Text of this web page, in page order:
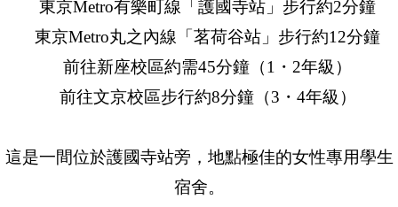
東京Metro有樂町線「護國寺站」步行約2分鐘
東京Metro丸之內線「茗荷谷站」步行約12分鐘
前往新座校區約需45分鐘（1・2年級）
前往文京校區步行約8分鐘（3・4年級）
這是一間位於護國寺站旁，地點極佳的女性專用學生
宿舍。